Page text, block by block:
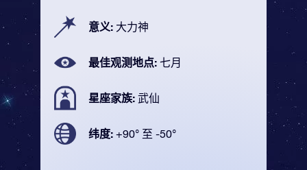
意义: 大力神
最佳观测地点: 七月
星座家族: 武仙
纬度: +90° 至 -50°